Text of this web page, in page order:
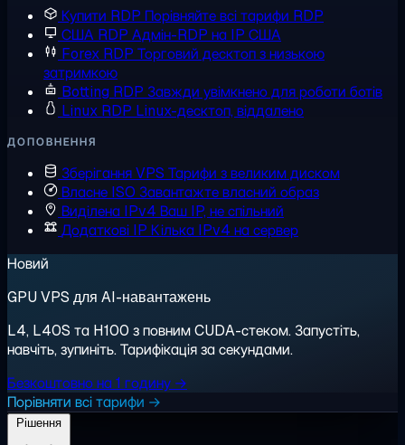
Купити RDP Порівняйте всі тарифи RDP
США RDP Адмін-RDP на IP США
Forex RDP Торговий десктоп з низькою
затримкою
Botting RDP Завжди увімкнено для роботи ботів
Linux RDP Linux-десктоп, віддалено
ДОПОВНЕННЯ
Зберігання VPS Тарифи з великим диском
Власне ISO Завантажте власний образ
Виділена IPv4 Ваш IP, не спільний
Додаткові IP Кілька IPv4 на сервер
Новий
GPU VPS для AI-навантажень
L4, L40S та H100 з повним CUDA-стеком. Запустіть,
навчіть, зупиніть. Тарифікація за секундами.
Безкоштовно на 1 годину →
Порівняти всі тарифи →